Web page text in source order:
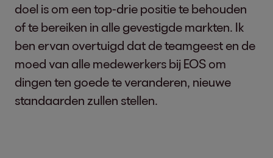
doel is om een top-drie positie te behouden
of te bereiken in alle gevestigde markten. Ik
ben ervan overtuigd dat de teamgeest en de
moed van alle medewerkers bij EOS om
dingen ten goede te veranderen, nieuwe
standaarden zullen stellen.